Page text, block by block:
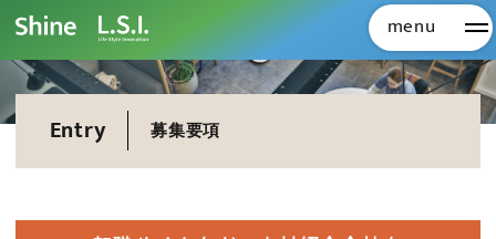
menu メ
Entry 募集要項